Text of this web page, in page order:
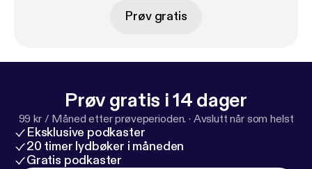
Prøv gratis
Prøv gratis i 14 dager
99 kr / Måned etter prøveperioden. · Avslutt når som helst
Eksklusive podkaster
20 timer lydbøker i måneden
Gratis podkaster